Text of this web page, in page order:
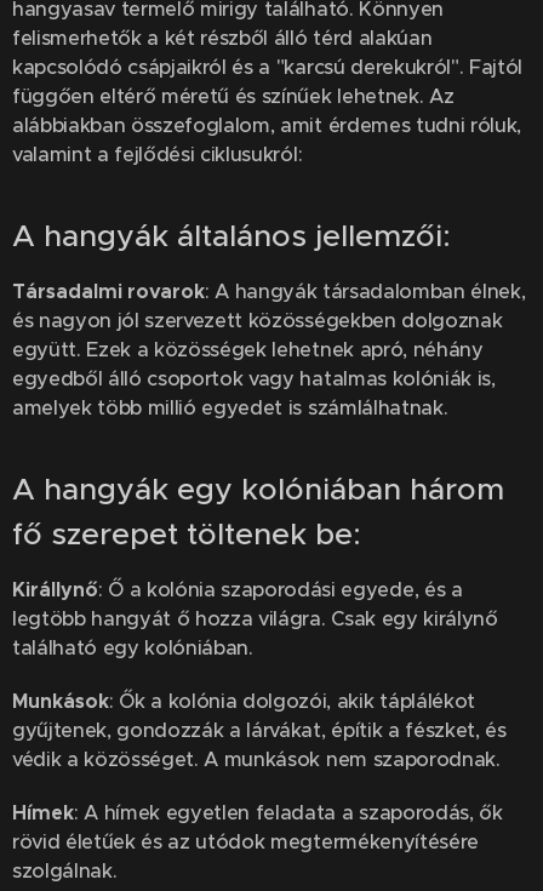
hangyasav termelő mirigy található. Könnyen
felismerhetők a két részből álló térd alakúan
kapcsolódó csápjaikról és a "karcsú derekukról". Fajtól
függően eltérő méretű és színűek lehetnek. Az
alábbiakban összefoglalom, amit érdemes tudni róluk,
valamint a fejlődési ciklusukról:
A hangyák általános jellemzői:
Társadalmi rovarok: A hangyák társadalomban élnek,
és nagyon jól szervezett közösségekben dolgoznak
együtt. Ezek a közösségek lehetnek apró, néhány
egyedből álló csoportok vagy hatalmas kolóniák is,
amelyek több millió egyedet is számlálhatnak.
A hangyák egy kolóniában három
fő szerepet töltenek be:
Királlynő: Ő a kolónia szaporodási egyede, és a
legtöbb hangyát ő hozza világra. Csak egy királynő
található egy kolóniában.
Munkások: Ők a kolónia dolgozói, akik táplálékot
gyűjtenek, gondozzák a lárvákat, építik a fészket, és
védik a közösséget. A munkások nem szaporodnak.
Hímek: A hímek egyetlen feladata a szaporodás, ők
rövid életűek és az utódok megtermékenyítésére
szolgálnak.